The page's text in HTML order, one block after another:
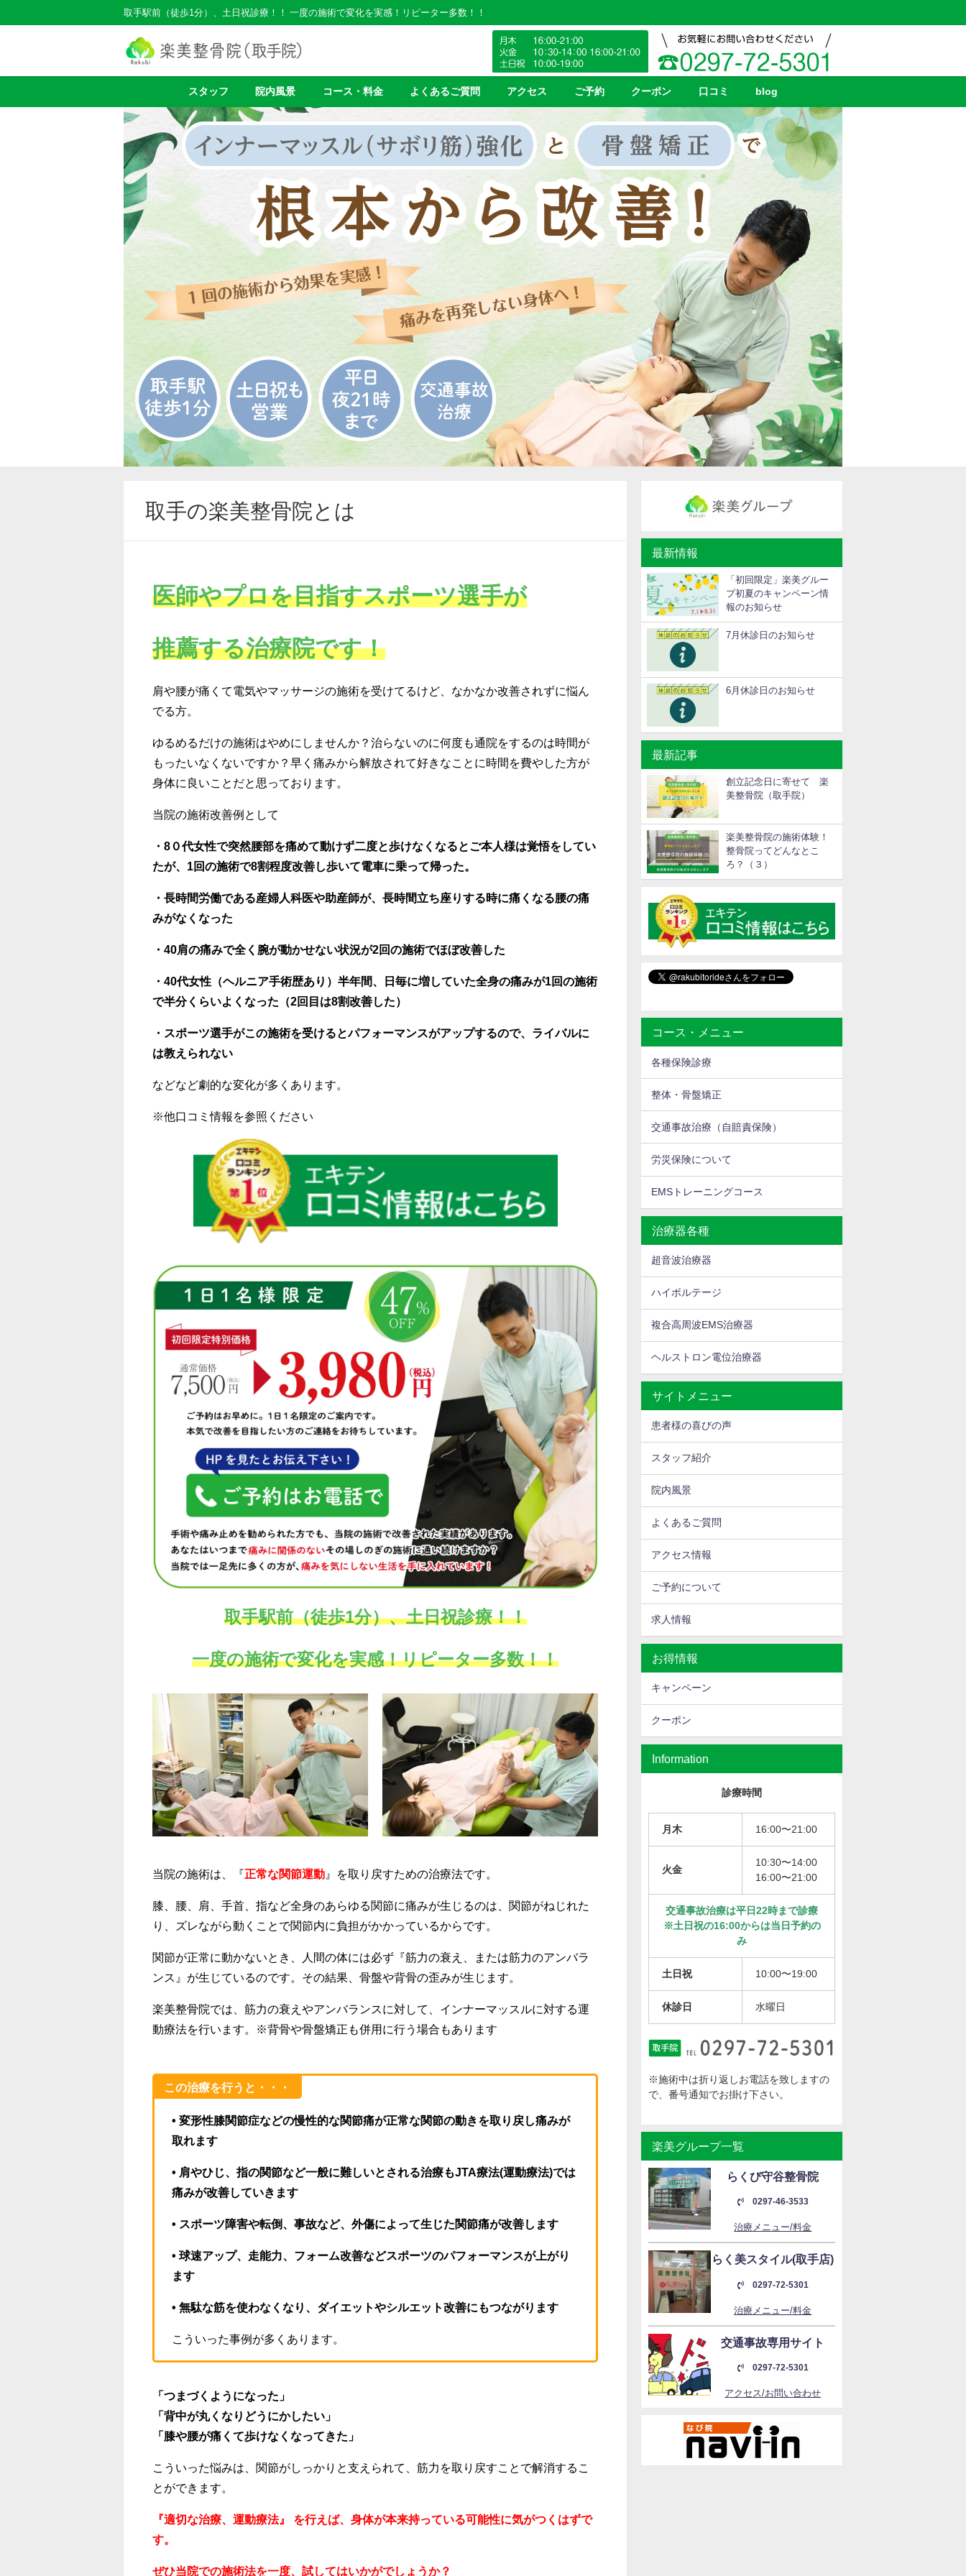
取手駅前（徒歩1分）、土日祝診療！！ 一度の施術で変化を実感！リピーター多数！！
スタッフ 院内風景 コース・料金 よくあるご質問 アクセス ご予約 クーポン 口コミ blog
取手の楽美整骨院とは
医師やプロを目指すスポーツ選手が
推薦する治療院です！
肩や腰が痛くて電気やマッサージの施術を受けてるけど、なかなか改善されずに悩ん
でる方。
ゆるめるだけの施術はやめにしませんか？治らないのに何度も通院をするのは時間が
もったいなくないですか？早く痛みから解放されて好きなことに時間を費やした方が
身体に良いことだと思っております。
当院の施術改善例として
・ 8０代女性で突然腰部を痛めて動けず二度と歩けなくなるとご本人様は覚悟をしてい
たが、 1 回の施術で8割程度改善し歩いて電車に乗って帰った。
・長時間労働である産婦人科医や助産師が、長時間立ち座りする時に痛くなる腰の痛
みがなくなった
・ 40肩の痛みで全く腕が動かせない状況が2 回の施術でほぼ改善した
・ 40代女性（ヘルニア手術歴あり）半年間、日毎に増していた全身の痛みが1 回の施術
で半分くらいよくなった（2 回目は8割改善した）
・スポーツ選手がこの施術を受けるとパフォーマンスがアップするので、ライバルに
は教えられない
などなど劇的な変化が多くあります。
※他口コミ情報を参照ください
取手駅前（徒歩1分）、土日祝診療！！
一度の施術で変化を実感！リピーター多数！！
当院の施術は、『正常な関節運動 』を取り戻すための治療法です。
膝、腰、肩、手首、指など全身のあらゆる関節に痛みが生じるのは、関節がねじれた
り、ズレながら動くことで関節内に負担がかかっているからです。
関節が正常に動かないとき、人間の体には必ず『筋力の衰え、または筋力のアンバラ
ンス』が生じているのです。その結果、骨盤や背骨の歪みが生じます。
楽美整骨院では、筋力の衰えやアンバランスに対して、インナーマッスルに対する運
動療法を行います。※背骨や骨盤矯正も併用に行う場合もあります
この治療を行うと・・・
• 変形性膝関節症などの慢性的な関節痛が正常な関節の動きを取り戻し痛みが
取れます
• 肩やひじ、指の関節など一般に難しいとされる治療もJTA療法(運動療法)では
痛みが改善していきます
• スポーツ障害や転倒、事故など、外傷によって生じた関節痛が改善します
• 球速アップ、走能力、フォーム改善などスポーツのパフォーマンスが上がり
ます
• 無駄な筋を使わなくなり、ダイエットやシルエット改善にもつながります
こういった事例が多くあります。
「つまづくようになった」
「背中が丸くなりどうにかしたい」
「膝や腰が痛くて歩けなくなってきた」
こういった悩みは、関節がしっかりと支えられて、筋力を取り戻すことで解消するこ
とができます。
『適切な治療、運動療法』 を行えば、身体が本来持っている可能性に気がつくはずで
す。
ぜひ当院での施術法を一度、試してはいかがでしょうか？
最新情報
「初回限定」楽美グルー
プ初夏のキャンペーン情
報のお知らせ
7月休診日のお知らせ
6月休診日のお知らせ
最新記事
創立記念日に寄せて 楽
美整骨院（取手院）
楽美整骨院の施術体験！
整骨院ってどんなとこ
ろ？（３）
コース・メニュー
各種保険診療
整体・骨盤矯正
交通事故治療（自賠責保険）
労災保険について
EMSトレーニングコース
治療器各種
超音波治療器
ハイボルテージ
複合高周波EMS治療器
ヘルストロン電位治療器
サイトメニュー
患者様の喜びの声
スタッフ紹介
院内風景
よくあるご質問
アクセス情報
ご予約について
求人情報
お得情報
キャンペーン
クーポン
Information
診療時間
月木 16:00〜21:00
火金
10:30〜14:00
16:00〜21:00
交通事故治療は平日22時まで診療
※土日祝の16:00からは当日予約の
み
土日祝 10:00〜19:00
休診日 水曜日
※施術中は折り返しお電話を致しますの
で、番号通知でお掛け下さい。
楽美グループ一覧
らくび守谷整骨院
0297-46-3533
治療メニュー/料金
らく美スタイル(取手店)
0297-72-5301
治療メニュー/料金
交通事故専用サイト
0297-72-5301
アクセス/お問い合わせ